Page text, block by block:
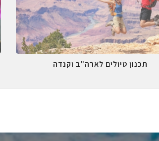
תכנון טיולים לארה"ב וקנדה